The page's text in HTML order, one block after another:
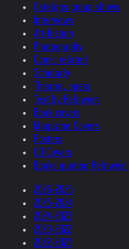
Catalogs group shows
Interviews
Art-history
Photography
Comic related
Scholarly
Theatre, opera
Text by Helnwein
Book covers
Magazine Covers
Posters
CD Covers
Books quoting Helnwein
2026-2025
2025-2024
2024-2023
2023-2022
2022-2021